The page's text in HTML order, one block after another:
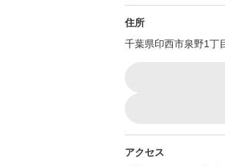
住所
千葉県印西市泉野1丁
アクセス